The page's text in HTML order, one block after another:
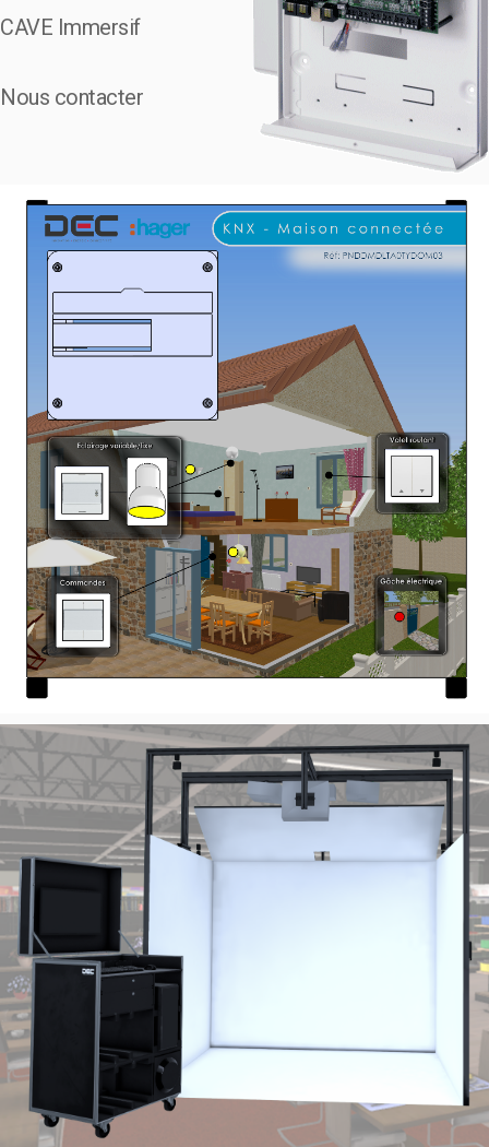
CAVE Immersif
Nous contacter